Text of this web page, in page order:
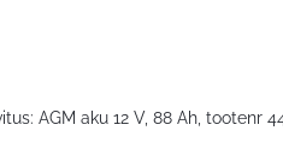
AGM aku 12 V, 88 Ah, tootenr